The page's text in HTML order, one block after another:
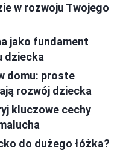
w rozwoju Twojego
jako fundament
dziecka
domu: proste
rozwój dziecka
kluczowe cechy
do dużego łóżka?